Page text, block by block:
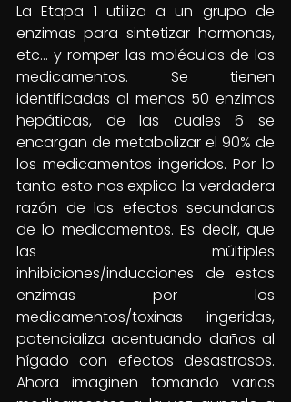
La Etapa 1 utiliza a un grupo de
enzimas para sintetizar hormonas,
etc… y romper las moléculas de los
medicamentos. Se tienen
identificadas al menos 50 enzimas
hepáticas, de las cuales 6 se
encargan de metabolizar el 90% de
los medicamentos ingeridos. Por lo
tanto esto nos explica la verdadera
razón de los efectos secundarios
de lo medicamentos. Es decir, que
las múltiples
inhibiciones/inducciones de estas
enzimas por los
medicamentos/toxinas ingeridas,
potencializa acentuando daños al
hígado con efectos desastrosos.
Ahora imaginen tomando varios